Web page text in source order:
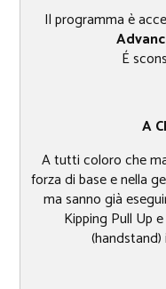
Il programma è
É
A
A tutti coloro che
forza di base e nella
ma sanno già
Kipping Pull Up